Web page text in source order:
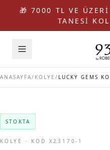
🎁 7000 TL VE ÜZERİ
TANESİ
ANASAYFA/ KOLYE /
STOKTA
KOLYE · KOD X23170-1